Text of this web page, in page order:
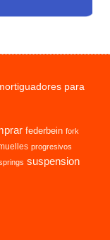
para
federbein fork
progresivos
suspension